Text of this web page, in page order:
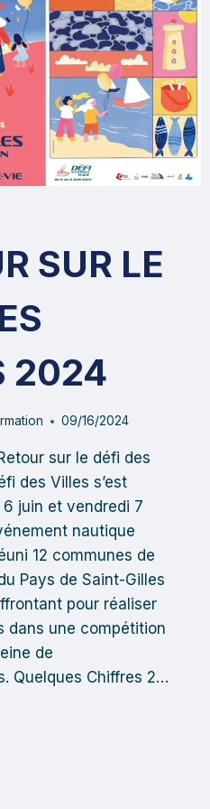
SUR LE
2024
09/16/2024
sur le défi des
des Villes s’est
juin et vendredi 7
nautique
12 communes de
Pays de Saint-Gilles
pour réaliser
dans une compétition
de
Quelques Chiffres 2…